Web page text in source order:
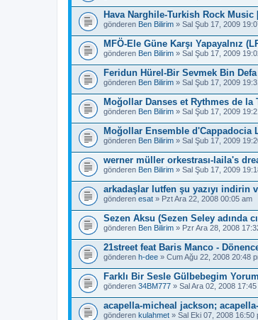
Hava Narghile-Turkish Rock Music
gönderen Ben Bilirim » Sal Şub 17, 2009
MFÖ-Ele Güne Karşı Yapayalnız
gönderen Ben Bilirim » Sal Şub 17, 2009
Feridun Hürel-Bir Sevmek Bin
gönderen Ben Bilirim » Sal Şub 17, 2009
Moğollar Danses et Rythmes de la
gönderen Ben Bilirim » Sal Şub 17, 2009
Moğollar Ensemble d'Cappadocia
gönderen Ben Bilirim » Sal Şub 17, 2009
werner müller orkestrası-laila's
gönderen Ben Bilirim » Sal Şub 17, 2009
arkadaşlar lutfen şu yazıyı indirin
gönderen esat » Pzt Ara 22, 2008 00:05 am
Sezen Aksu (Sezen Seley adında
gönderen Ben Bilirim » Pzr Ara 28, 2008
21street feat Baris Manco -
gönderen h-dee » Cum Ağu 22, 2008 20:48
Farklı Bir Sesle Gülbebegim
gönderen 34BM777 » Sal Ara 02, 2008
acapella-micheal jackson;
gönderen kulahmet » Sal Eki 07, 2008 16:50